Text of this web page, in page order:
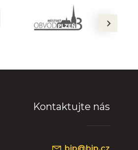
next
Kontaktujte nás